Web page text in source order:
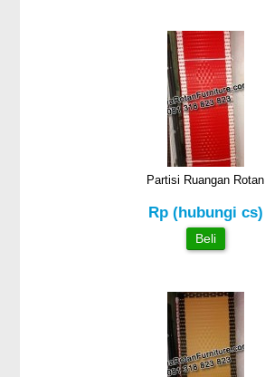
Partisi Ruangan Rotan
Rp (hubungi cs)
Beli